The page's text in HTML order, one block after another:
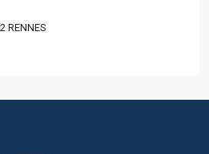
RENNES